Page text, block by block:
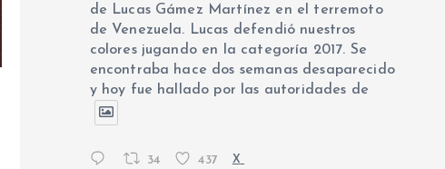
de Lucas Gámez Martínez en el terremoto
de Venezuela. Lucas defendió nuestros
colores jugando en la categoría 2017. Se
encontraba hace dos semanas desaparecido
y hoy fue hallado por las autoridades de
34 437 X